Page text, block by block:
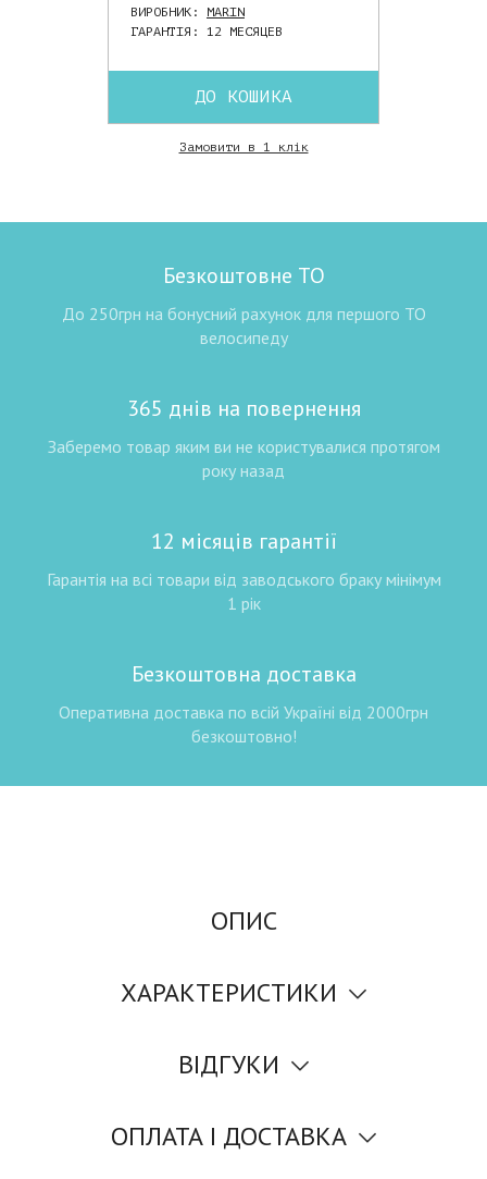
ВИРОБНИК: MARIN
ГАРАНТІЯ: 12 МЕСЯЦЕВ
ДО КОШИКА
Замовити в 1 клік
Безкоштовне ТО
До 250грн на бонусний рахунок для першого ТО
велосипеду
365 днів на повернення
Заберемо товар яким ви не користувалися протягом
року назад
12 місяців гарантії
Гарантія на всі товари від заводського браку мінімум
1 рік
Безкоштовна доставка
Оперативна доставка по всій Україні від 2000грн
безкоштовно!
ОПИС
ХАРАКТЕРИСТИКИ
ВІДГУКИ
ОПЛАТА І ДОСТАВКА